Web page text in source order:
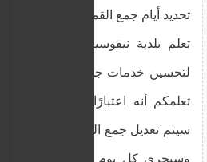
تحديد أيام جمع القمامة في منطقة
تعلم بلدية نيقوسيا المواطنين
لتحسين خدمات جمع النفايات
سيتم تعديل جمع النفايات المنزلية
وسيجري كل يوم ثلاثاء وخميس بعد